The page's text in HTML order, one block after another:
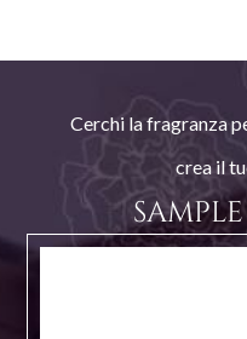
Cerchi la fragranza
crea il